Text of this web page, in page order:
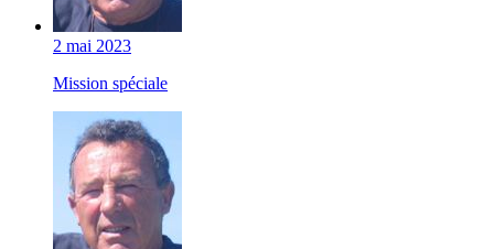
2 mai 2023
Mission spéciale